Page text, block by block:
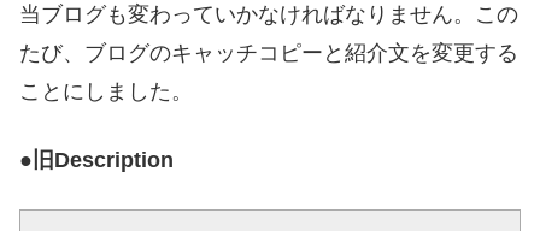
当ブログも変わっていかなければなりません。この
たび、ブログのキャッチコピーと紹介文を変更する
ことにしました。
●旧Description